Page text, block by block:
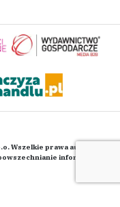
Wszelkie prawa autorskie
informacji i